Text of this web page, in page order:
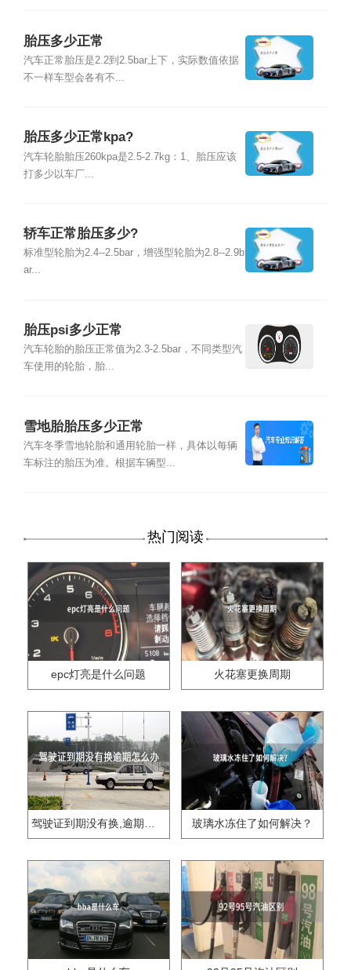
胎压多少正常
汽车正常胎压是2.2到2.5bar上下，实际数值依据
不一样车型会各有不...
胎压多少正常kpa?
汽车轮胎胎压260kpa是2.5-2.7kg：1、胎压应该
打多少以车厂...
轿车正常胎压多少?
标准型轮胎为2.4--2.5bar，增强型轮胎为2.8--2.9b
ar...
胎压psi多少正常
汽车轮胎的胎压正常值为2.3-2.5bar，不同类型汽
车使用的轮胎，胎...
雪地胎胎压多少正常
汽车冬季雪地轮胎和通用轮胎一样，具体以每辆
车标注的胎压为准。根据车辆型...
热门阅读
epc灯亮是什么问题 火花塞更换周期
驾驶证到期没有换,逾期怎么办?? 玻璃水冻住了如何解决？